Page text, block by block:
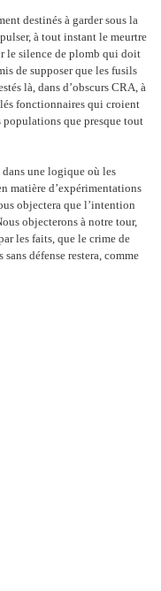
destinés à garder sous la
à tout instant le meurtre
le silence de plomb qui doit
de supposer que les fusils
là, dans d’obscurs CRA, à
fonctionnaires qui croient
que presque tout
une logique où les
matière d’expérimentations
objectera que l’intention
objecterons à notre tour,
les faits, que le crime de
défense restera, comme